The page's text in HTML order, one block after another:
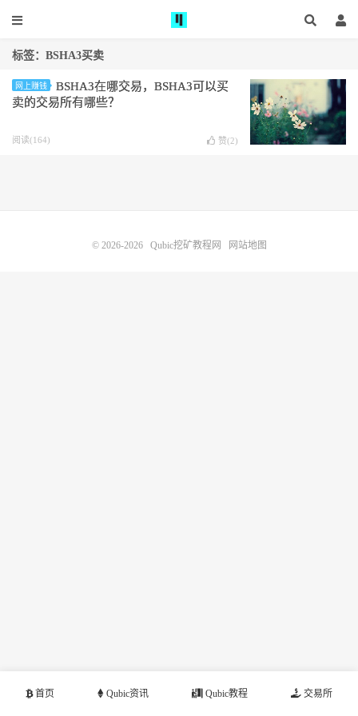
标签：BSHA3买卖
网上赚钱
BSHA3在哪交易，BSHA3可以买
卖的交易所有哪些？
阅读(164) 赞(2)
首页 Qubic资讯 Qubic教程 交易所
© 2026-2026 Qubic挖矿教程网 网站地图